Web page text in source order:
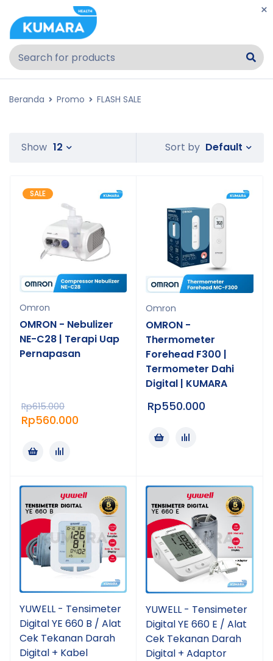
Beranda Promo FLASH SALE
Sort by Default
Show 12
SALE
Omron
OMRON - Nebulizer
NE-C28 | Terapi Uap
Pernapasan
Rp615.000
Rp560.000
Omron
OMRON -
Thermometer
Forehead F300 |
Termometer Dahi
Digital | KUMARA
Rp550.000
YUWELL - Tensimeter
Digital YE 660 B / Alat
Cek Tekanan Darah
Digital + Kabel
YUWELL - Tensimeter
Digital YE 660 E / Alat
Cek Tekanan Darah
Digital + Adaptor